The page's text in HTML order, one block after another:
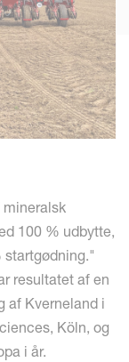
mineralsk
100 % udbytte,
startgødning."
resultatet af en
af Kverneland i
Köln, og
i år.